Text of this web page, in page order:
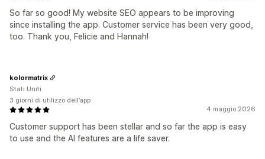
So far so good! My website SEO appears to be improving
since installing the app. Customer service has been very good,
too. Thank you, Felicie and Hannah!
4 maggio 2026
Customer support has been stellar and so far the app is easy
to use and the AI features are a life saver.
kolormatrix
Stati Uniti
3 giorni di utilizzo dell’app